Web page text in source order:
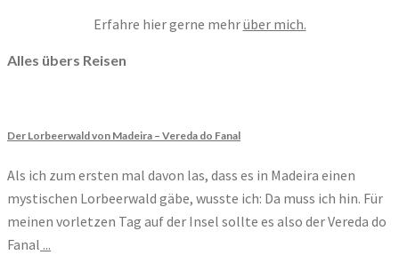
Erfahre hier gerne mehrüber mich.
Alles übers Reisen
Der Lorbeerwald von Madeira – Vereda do Fanal
Als ich zum ersten mal davon las, dass es in Madeira einen
mystischen Lorbeerwald gäbe, wusste ich: Da muss ich hin. Für
meinen vorletzen Tag auf der Insel sollte es also der Vereda do
Fanal ...